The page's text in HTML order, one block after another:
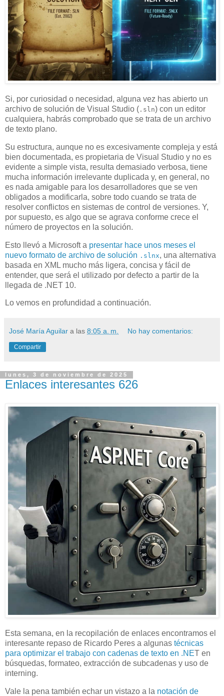
Si, por curiosidad o necesidad, alguna vez has abierto un
archivo de solución de Visual Studio ( .sln) con un editor
cualquiera, habrás comprobado que se trata de un archivo
de texto plano.
Su estructura, aunque no es excesivamente compleja y está
bien documentada, es propietaria de Visual Studio y no es
evidente a simple vista, resulta demasiado verbosa, tiene
mucha información irrelevante duplicada y, en general, no
es nada amigable para los desarrolladores que se ven
obligados a modificarla, sobre todo cuando se trata de
resolver conflictos en sistemas de control de versiones. Y,
por supuesto, es algo que se agrava conforme crece el
número de proyectos en la solución.
Esto llevó a Microsoft a presentar hace unos meses el
nuevo formato de archivo de solución .slnx, una alternativa
basada en XML mucho más ligera, concisa y fácil de
entender, que será el utilizado por defecto a partir de la
llegada de .NET 10.
Lo vemos en profundidad a continuación.
José María Aguilar a las 8:05 a. m. No hay comentarios:
Compartir
lunes, 3 de noviembre de 2025
Enlaces interesantes 626
Esta semana, en la recopilación de enlaces encontramos el
interesante repaso de Ricardo Peres a algunas técnicas
para optimizar el trabajo con cadenas de texto en .NET en
búsquedas, formateo, extracción de subcadenas y uso de
interning.
Vale la pena también echar un vistazo a la notación de